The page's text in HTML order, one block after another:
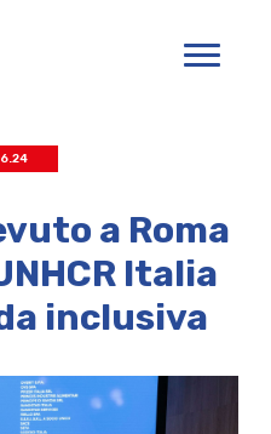
a Roma
Italia
inclusiva